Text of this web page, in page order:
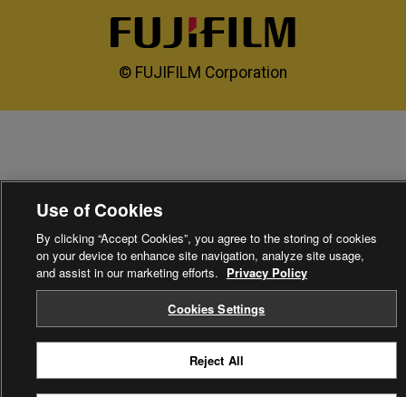
© FUJIFILM Corporation
Use of Cookies
By clicking “Accept Cookies”, you agree to the storing of cookies
on your device to enhance site navigation, analyze site usage,
and assist in our marketing efforts. Privacy Policy
Cookies Settings
Reject All